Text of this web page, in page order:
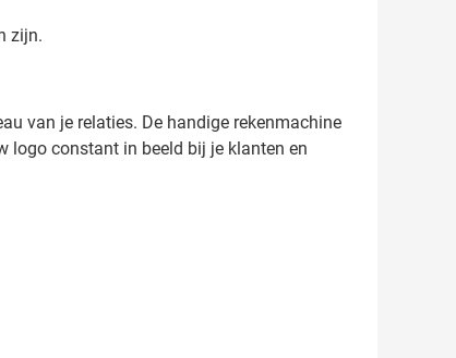
zijn.
van je relaties. De handige rekenmachine
logo constant in beeld bij je klanten en